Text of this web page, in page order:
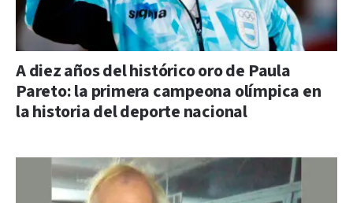
A diez años del histórico oro de Paula
Pareto: la primera campeona olímpica en
la historia del deporte nacional